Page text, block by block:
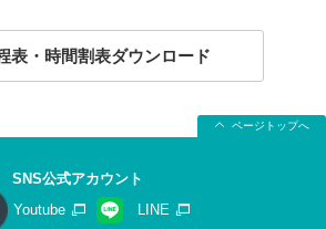
表・時間割表ダウンロード
ページトップへ
SNS公式アカウント
Youtube
LINE